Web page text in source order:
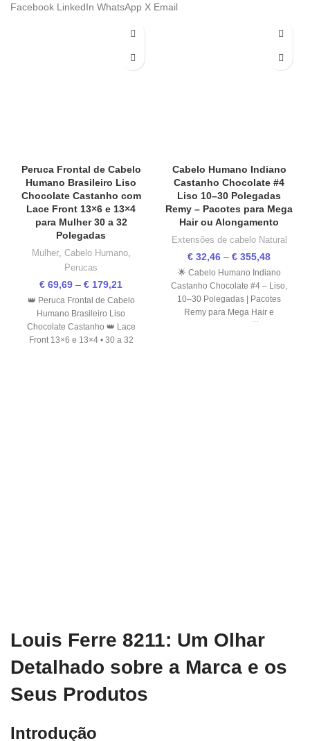
Facebook LinkedIn WhatsApp X Email
Peruca Frontal de Cabelo
Humano Brasileiro Liso
Chocolate Castanho com
Lace Front 13×6 e 13×4
para Mulher 30 a 32
Polegadas
Mulher, Cabelo Humano,
Perucas
€ 69,69 – € 179,21
👑 Peruca Frontal de Cabelo
Humano Brasileiro Liso
Chocolate Castanho 👑 Lace
Front 13×6 e 13×4 • 30 a 32
Cabelo Humano Indiano
Castanho Chocolate #4
Liso 10–30 Polegadas
Remy – Pacotes para Mega
Hair ou Alongamento
Extensões de cabelo Natural
€ 32,46 – € 355,48
🌟 Cabelo Humano Indiano
Castanho Chocolate #4 – Liso,
10–30 Polegadas | Pacotes
Remy para Mega Hair e
Louis Ferre 8211: Um Olhar
Detalhado sobre a Marca e os
Seus Produtos
Introdução